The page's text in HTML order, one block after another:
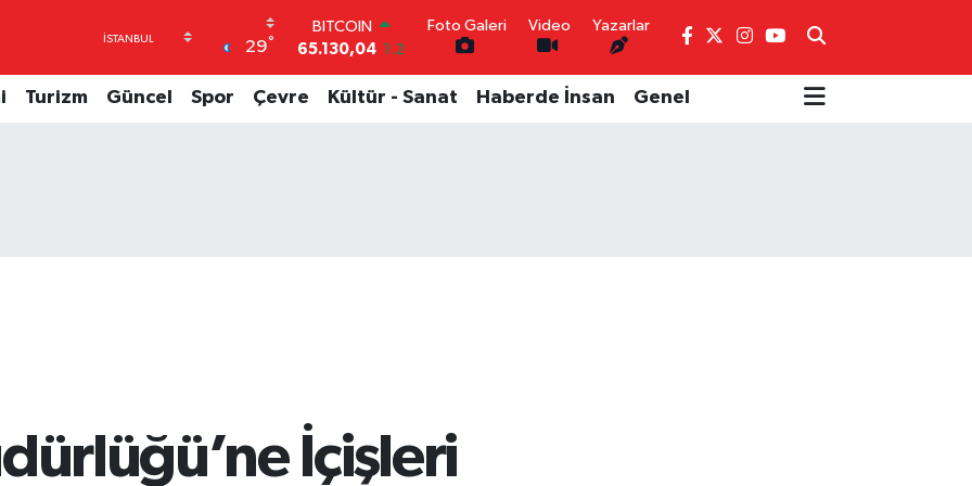
29°
DOLAR
47,7436 0.18
EURO
55,2510 0.32
Foto Galeri Video Yazarlar
Turizm Güncel Spor Çevre Kültür - Sanat Haberde İnsan Genel
İçişleri